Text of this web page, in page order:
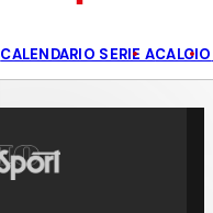
CALENDARIO SERIE ACALCIO